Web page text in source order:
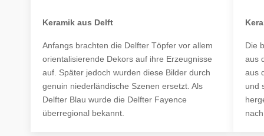
Keramik aus Delft
Anfangs brachten die Delfter Töpfer vor allem
orientalisierende Dekors auf ihre Erzeugnisse
auf. Später jedoch wurden diese Bilder durch
genuin niederländische Szenen ersetzt. Als
Delfter Blau wurde die Delfter Fayence
überregional bekannt.
Die
aus
aus
und